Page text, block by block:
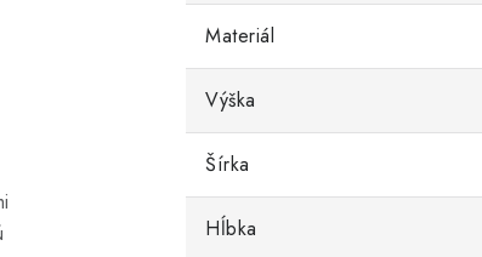
Materiál
Výška
Šírka
Hĺbka